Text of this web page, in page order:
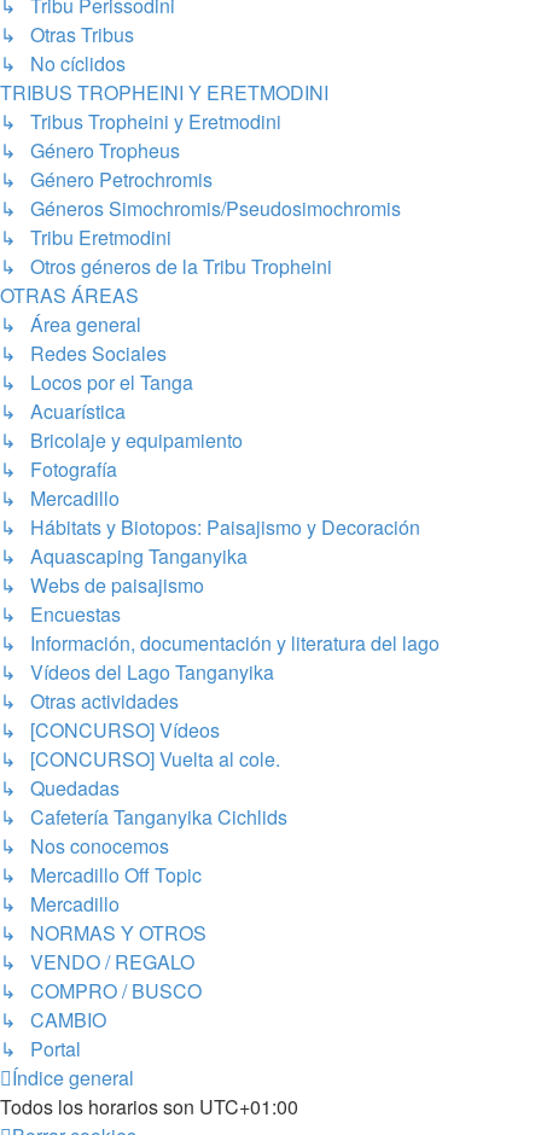
↳ Otras Tribus
↳ No cíclidos
TRIBUS TROPHEINI Y ERETMODINI
↳ Tribus Tropheini y Eretmodini
↳ Género Tropheus
↳ Género Petrochromis
↳ Géneros Simochromis/Pseudosimochromis
↳ Tribu Eretmodini
↳ Otros géneros de la Tribu Tropheini
OTRAS ÁREAS
↳ Área general
↳ Redes Sociales
↳ Locos por el Tanga
↳ Acuarística
↳ Bricolaje y equipamiento
↳ Fotografía
↳ Mercadillo
↳ Hábitats y Biotopos: Paisajismo y Decoración
↳ Aquascaping Tanganyika
↳ Webs de paisajismo
↳ Encuestas
↳ Información, documentación y literatura del lago
↳ Vídeos del Lago Tanganyika
↳ Otras actividades
↳ [CONCURSO] Vídeos
↳ [CONCURSO] Vuelta al cole.
↳ Quedadas
↳ Cafetería Tanganyika Cichlids
↳ Nos conocemos
↳ Mercadillo Off Topic
↳ Mercadillo
↳ NORMAS Y OTROS
↳ VENDO / REGALO
↳ COMPRO / BUSCO
↳ CAMBIO
↳ Portal
Índice general
Todos los horarios son UTC+01:00